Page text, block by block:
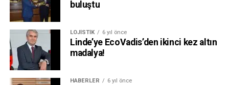
buluştu
LOJISTIK 6 yıl önce
Linde’ye EcoVadis’den ikinci kez altın
madalya!
HABERLER 6 yıl önce